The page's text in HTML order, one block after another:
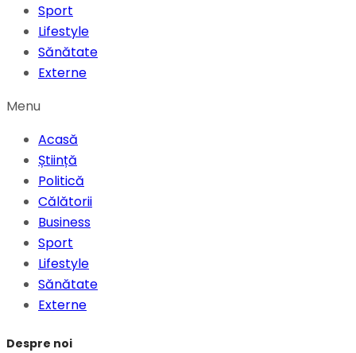
Sport
Lifestyle
Sănătate
Externe
Menu
Acasă
Știință
Politică
Călătorii
Business
Sport
Lifestyle
Sănătate
Externe
Despre noi